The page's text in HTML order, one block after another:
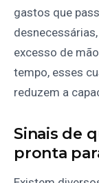
gastos que
excesso de
tempo, esses
reduzem a
Sinais de
pronta